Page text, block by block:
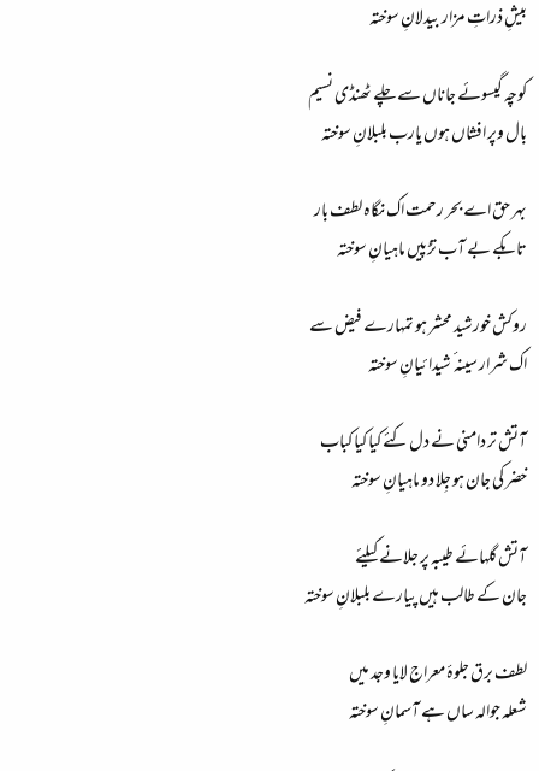
بیشِ ذراتِ مزار بیدلانِ سوختہ
کوچہ گیسوئے جاناں سے چلے ٹھنڈی نسیم
بال وپر افشاں ہوں یارب بلبلانِ سوختہ
بہر حق اے بحر رحمت اک نگاہ لطف بار
تابکے بے آب تڑپیں ماہیانِ سوختہ
روکش خورشید محشر ہو تمہارے فیض سے
اک شرار سینہ ٴ شیدائیانِ سوختہ
آتش تر دامنی نے دل کئے کیا کیا کباب
خضر کی جان ہو جِلا دو ماہیانِ سوختہ
آتش گلہائے طیبہ پر جلانے کیلئے
جان کے طالب ہیں پیارے بلبلانِ سوختہ
لطف برق جلوہٴ معراج لایا وجد میں
شعلہ جوالہ ساں ہے آسمانِ سوختہ